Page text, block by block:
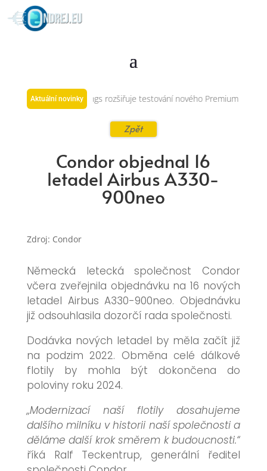
Aktuální novinkyEurowings rozšiřuje testování nového Premium BIZ Seat
Zpět
Condor objednal 16
letadel Airbus A330-
900neo
Zdroj: Condor
Německá letecká společnost Condor
včera zveřejnila objednávku na 16 nových
letadel Airbus A330-900neo. Objednávku
již odsouhlasila dozorčí rada společnosti.
Dodávka nových letadel by měla začít již
na podzim 2022. Obměna celé dálkové
flotily by mohla být dokončena do
poloviny roku 2024.
„Modernizací naší flotily dosahujeme
dalšího milníku v historii naší společnosti a
děláme další krok směrem k budoucnosti.“
říká Ralf Teckentrup, generální ředitel